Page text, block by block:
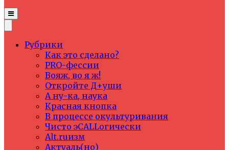
Рубрики
Как это сделано?
PRO-фессии
Вояж, во я ж!
Откройте Д+уши
А ну-ка, наука
Красная кнопка
В процессе окультуривания
Чисто эCALLогически
Alt.ruизм
Актуаль(но)